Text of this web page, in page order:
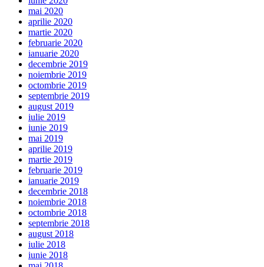
mai 2020
aprilie 2020
martie 2020
februarie 2020
ianuarie 2020
decembrie 2019
noiembrie 2019
octombrie 2019
septembrie 2019
august 2019
iulie 2019
iunie 2019
mai 2019
aprilie 2019
martie 2019
februarie 2019
ianuarie 2019
decembrie 2018
noiembrie 2018
octombrie 2018
septembrie 2018
august 2018
iulie 2018
iunie 2018